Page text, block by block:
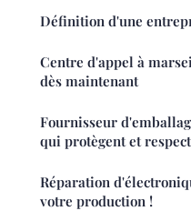
Définition d'une
Centre d'appel à
dès maintenant
Fournisseur
qui protègent et
Réparation
votre production !